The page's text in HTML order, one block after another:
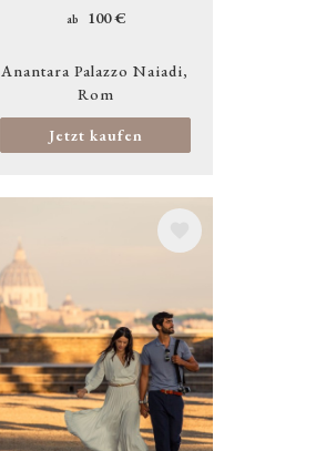
ab 100 €
Anantara Palazzo Naiadi
Rom
Jetzt kaufen